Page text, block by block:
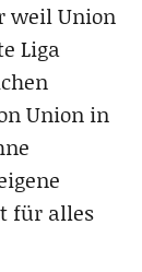
weil Union
Liga
Union in
für alles